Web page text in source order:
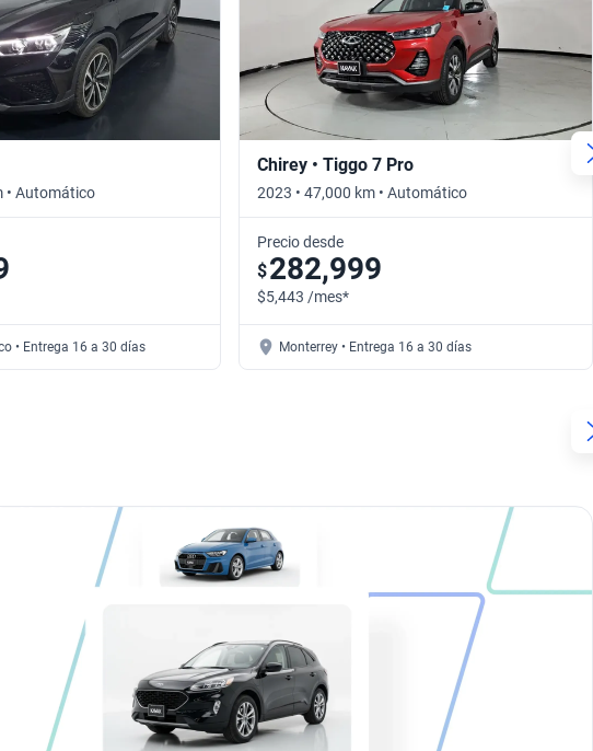
• Automático
• Entrega 16 a 30 días
Chirey • Tiggo 7 Pro
2023 • 47,000 km • Automático
Precio desde
$282,999
$5,443 /mes*
Monterrey • Entrega 16 a 30 días